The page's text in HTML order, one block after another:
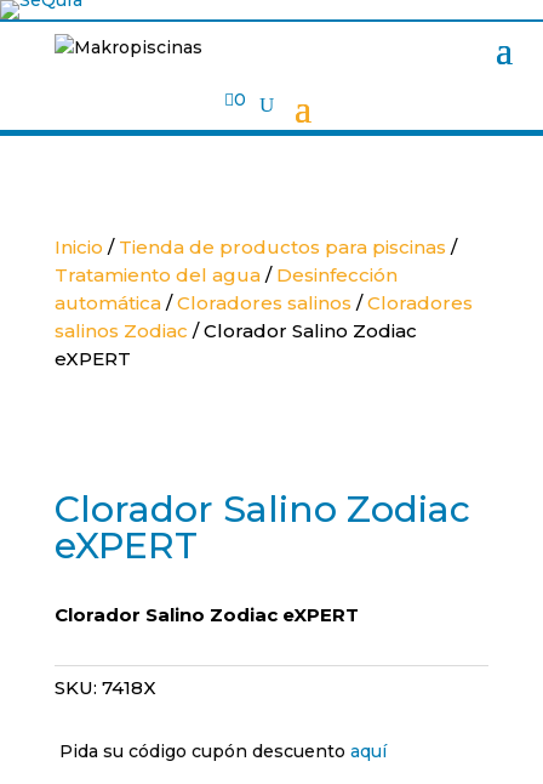
0
Inicio / Tienda de productos para piscinas /
Tratamiento del agua/ Desinfección
automática/Cloradores salinos /Cloradores
salinos Zodiac / Clorador Salino Zodiac
eXPERT
Clorador Salino Zodiac
eXPERT
Clorador Salino Zodiac eXPERT
SKU: 7418X
Pida su código cupón descuento aquí